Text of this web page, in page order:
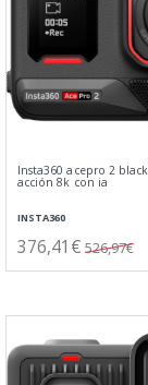
Insta360 acepro 2
acción 8k con ia
INSTA360
376,41€ 526,97€